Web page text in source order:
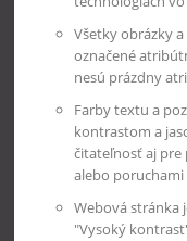
Všetky obrázky
označené
nesú prázdny
Farby textu a
kontrastom a
čitateľnosť aj
alebo
Webová stránka
"Vysoký